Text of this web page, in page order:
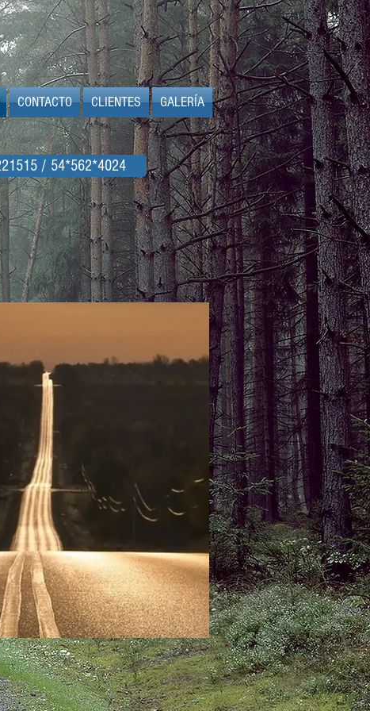
/ 54*562*4024
CONTACTO CLIENTES GALERÍA